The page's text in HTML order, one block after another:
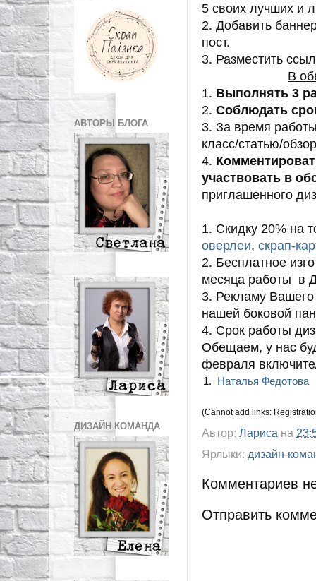
5 своих лучших и
2. Добавить
пост.
3. Разместить
В
1. Выполнять 3
2. Соблюдать
3. За время
класс/статью/
4.
участвовать в
приглашенного
1. Скидку 20% на
оверлеи, скрап-
2. Бесплатное
месяца работы в
3. Рекламу
нашей боковой
4. Срок работы
Обещаем, у нас
февраля
1. Наталья Федотова
(Cannot add links:
Автор: Лариса на
Ярлыки: дизайн-
Комментариев
Отправить
АВТОРЫ БЛОГА
ДИЗАЙН КОМАНДА